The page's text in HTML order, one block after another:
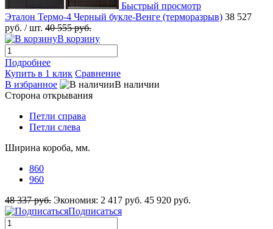
Быстрый просмотр
Эталон Термо-4 Черный букле-Венге (терморазрыв) 38 527
руб. / шт. 40 555 руб.
В корзину
Подробнее
Купить в 1 клик Сравнение
В избранное
В наличии
Сторона открывания
Петли справа
Петли слева
Ширина короба, мм.
860
960
48 337 руб. Экономия: 2 417 руб. 45 920 руб.
Подписаться